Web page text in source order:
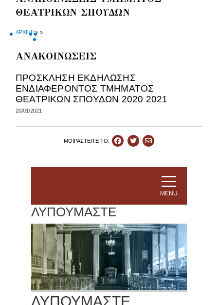
ΘΕΑΤΡΙΚΩΝ ΣΠΟΥΔΩΝ
ΑΡΧΙΚΗ» »
ΑΝΑΚΟΙΝΩΣΕΙΣ
ΠΡΟΣΚΛΗΣΗ ΕΚΔΗΛΩΣΗΣ
ΕΝΔΙΑΦΕΡΟΝΤΟΣ ΤΜΗΜΑΤΟΣ
ΘΕΑΤΡΙΚΩΝ ΣΠΟΥΔΩΝ 2020 2021
20/01/2021
ΜΟΙΡΑΣΤEIΤΕ ΤΟ: